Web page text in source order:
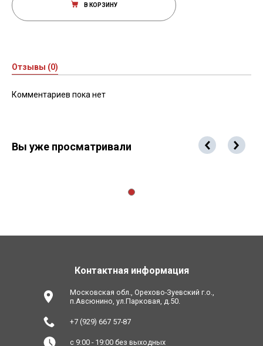
В КОРЗИНУ
Отзывы (0)
Комментариев пока нет
Вы уже просматривали
Контактная информация
Московская обл., Орехово-Зуевский г.о.,
п.Авсюнино, ул.Парковая, д.50.
+7 (929) 667 57-87
с 9:00 - 19:00 без выходных